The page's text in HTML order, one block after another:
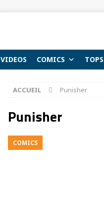
VIDEOS COMICS TOPS
ACCUEIL Punisher
Punisher
COMICS